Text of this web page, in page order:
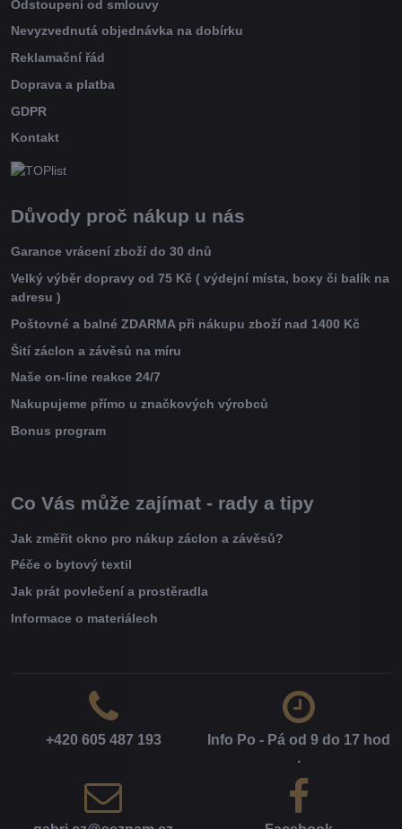
Odstoupení od smlouvy
Nevyzvednutá objednávka na dobírku
Reklamační řád
Doprava a platba
GDPR
Kontakt
Důvody proč nákup u nás
Garance vrácení zboží do 30 dnů
Velký výběr dopravy od 75 Kč ( výdejní místa, boxy či balík na
adresu )
Poštovné a balné ZDARMA při nákupu zboží nad 1400 Kč
Šití záclon a závěsů na míru
Naše on-line reakce 24/7
Nakupujeme přímo u značkových výrobců
Bonus program
Co Vás může zajímat - rady a tipy
Jak změřit okno pro nákup záclon a závěsů?
Péče o bytový textil
Jak prát povlečení a prostěradla
Informace o materiálech
+420 605 487 193
Info Po - Pá od 9 do 17 hod​
.